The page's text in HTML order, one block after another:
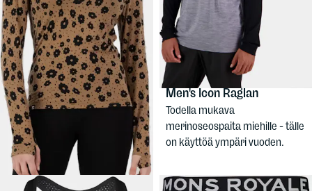
119 €
MONS ROYALE
Women's Cascade Merino
Long Sleeve
Joustava ja lämmin naisten
merinovilla-aluspaita. Slim fit.
MONS ROYALE
Men's Icon Raglan
Todella mukava
merinoseospaita miehille - tälle
on käyttöä ympäri vuoden.